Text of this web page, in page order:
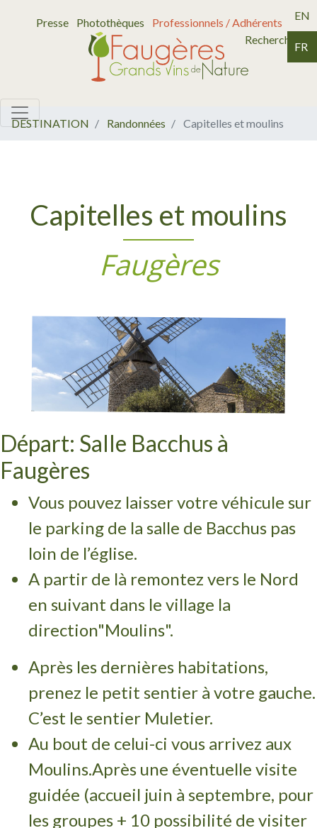
Presse Photothèques
Professionnels / Adhérents
Recherche
EN
FR
DESTINATION Randonnées Capitelles et moulins
Capitelles et moulins
Faugères
Départ: Salle Bacchus à
Faugères
Vous pouvez laisser votre véhicule sur
le parking de la salle de Bacchus pas
loin de l’église.
A partir de là remontez vers le Nord
en suivant dans le village la
direction"Moulins".
Après les dernières habitations,
prenez le petit sentier à votre gauche.
C’est le sentier Muletier.
Au bout de celui-ci vous arrivez aux
Moulins.Après une éventuelle visite
guidée (accueil juin à septembre, pour
les groupes + 10 possibilité de visiter